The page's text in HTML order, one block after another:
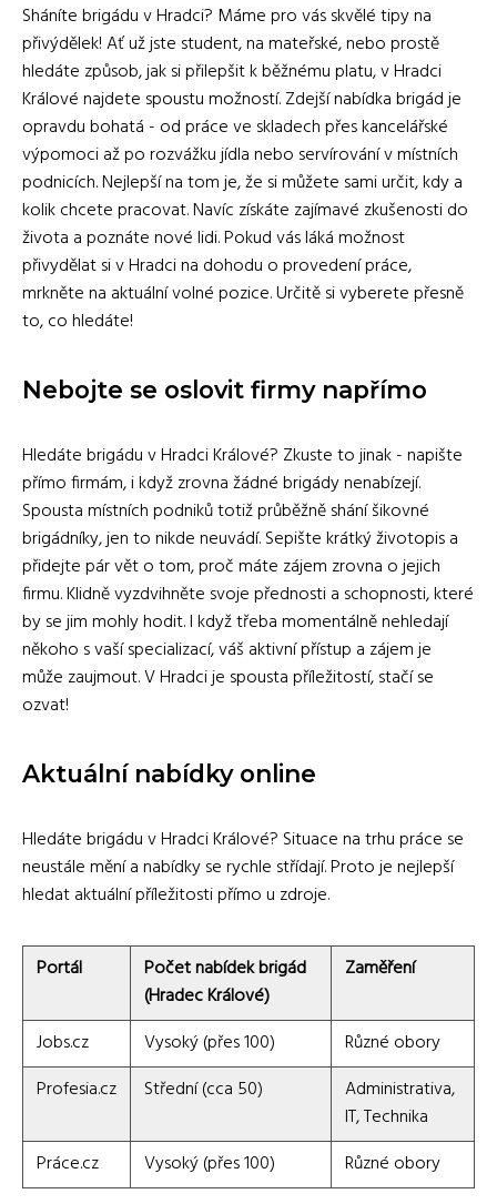
Sháníte brigádu v Hradci? Máme pro vás skvělé tipy na
přivýdělek! Ať už jste student, na mateřské, nebo prostě
hledáte způsob, jak si přilepšit k běžnému platu, v Hradci
Králové najdete spoustu možností. Zdejší nabídka brigád je
opravdu bohatá - od práce ve skladech přes kancelářské
výpomoci až po rozvážku jídla nebo servírování v místních
podnicích. Nejlepší na tom je, že si můžete sami určit, kdy a
kolik chcete pracovat. Navíc získáte zajímavé zkušenosti do
života a poznáte nové lidi. Pokud vás láká možnost
přivydělat si v Hradci na dohodu o provedení práce,
mrkněte na aktuální volné pozice. Určitě si vyberete přesně
to, co hledáte!
Nebojte se oslovit firmy napřímo
Hledáte brigádu v Hradci Králové? Zkuste to jinak - napište
přímo firmám, i když zrovna žádné brigády nenabízejí.
Spousta místních podniků totiž průběžně shání šikovné
brigádníky, jen to nikde neuvádí. Sepište krátký životopis a
přidejte pár vět o tom, proč máte zájem zrovna o jejich
firmu. Klidně vyzdvihněte svoje přednosti a schopnosti, které
by se jim mohly hodit. I když třeba momentálně nehledají
někoho s vaší specializací, váš aktivní přístup a zájem je
může zaujmout. V Hradci je spousta příležitostí, stačí se
ozvat!
Aktuální nabídky online
Hledáte brigádu v Hradci Králové? Situace na trhu práce se
neustále mění a nabídky se rychle střídají. Proto je nejlepší
hledat aktuální příležitosti přímo u zdroje.
Portál
Počet nabídek brigád
(Hradec Králové)
Zaměření
Jobs.cz Vysoký (přes 100)
Různé obory
Profesia.cz
Střední (cca 50)
Administrativa,
IT, Technika
Práce.cz
Vysoký (přes 100) Různé obory